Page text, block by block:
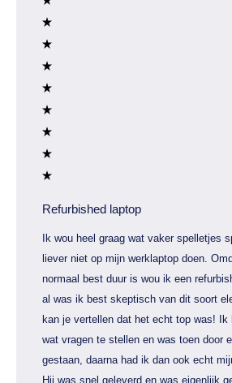
Refurbished laptop
Ik wou heel graag wat vaker spelletjes
liever niet op mijn werklaptop doen.
normaal best duur is wou ik een
al was ik best skeptisch van dit soort
kan je vertellen dat het echt top was! Ik
wat vragen te stellen en was toen door
gestaan, daarna had ik dan ook echt
Hij was snel geleverd en was eigenlijk